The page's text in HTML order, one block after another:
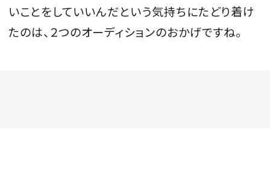
いことをしていいんだという気持ちにたどり着け
たのは、２つのオーディションのおかげですね。